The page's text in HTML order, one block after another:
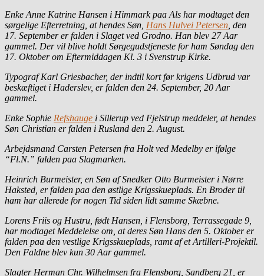
Enke Anne Katrine Hansen i Himmark paa Als har modtaget den
sørgelige Efterretning, at hendes Søn, Hans Hulvei Petersen , den
17. September er falden i Slaget ved Grodno. Han blev 27 Aar
gammel. Der vil blive holdt Sørgegudstjeneste for ham Søndag den
17. Oktober om Eftermiddagen Kl. 3 i Svenstrup Kirke.
Typograf Karl Griesbacher, der indtil kort før krigens Udbrud var
beskæftiget i Haderslev, er falden den 24. September, 20 Aar
gammel.
Enke Sophie Refshauge i Sillerup ved Fjelstrup meddeler, at hendes
Søn Christian er falden i Rusland den 2. August.
Arbejdsmand Carsten Petersen fra Holt ved Medelby er ifølge
“Fl.N.” falden paa Slagmarken.
Heinrich Burmeister, en Søn af Snedker Otto Burmeister i Nørre
Haksted, er falden paa den østlige Krigsskueplads. En Broder til
ham har allerede for nogen Tid siden lidt samme Skæbne.
Lorens Friis og Hustru, født Hansen, i Flensborg, Terrassegade 9,
har modtaget Meddelelse om, at deres Søn Hans den 5. Oktober er
falden paa den vestlige Krigsskueplads, ramt af et Artilleri-Projektil.
Den Faldne blev kun 30 Aar gammel.
Slagter Herman Chr. Wilhelmsen fra Flensborg, Sandberg 21, er